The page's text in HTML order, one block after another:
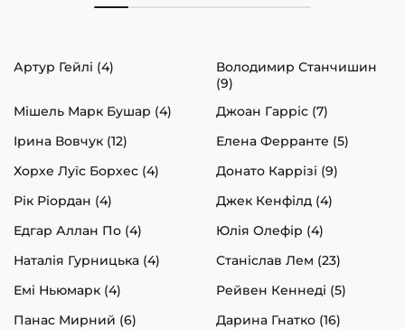
Артур Гейлі (4)
Володимир Станчишин
(9)
Мішель Марк Бушар (4)
Джоан Гарріс (7)
Ірина Вовчук (12)
Елена Ферранте (5)
Хорхе Луїс Борхес (4)
Донато Каррізі (9)
Рік Ріордан (4)
Джек Кенфілд (4)
Едгар Аллан По (4)
Юлія Олефір (4)
Наталія Гурницька (4)
Станіслав Лем (23)
Емі Ньюмарк (4)
Рейвен Кеннеді (5)
Панас Мирний (6)
Дарина Гнатко (16)